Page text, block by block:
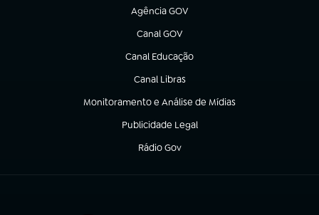
Agência GOV
(abre em nova aba)
Canal GOV
(abre em nova aba)
Canal Educação
(abre em nova aba)
Canal Libras
(abre em nova aba)
Monitoramento e Análise de Mídias
(abre em nova aba)
Publicidade Legal
(abre em nova aba)
Rádio Gov
(abre em nova aba)